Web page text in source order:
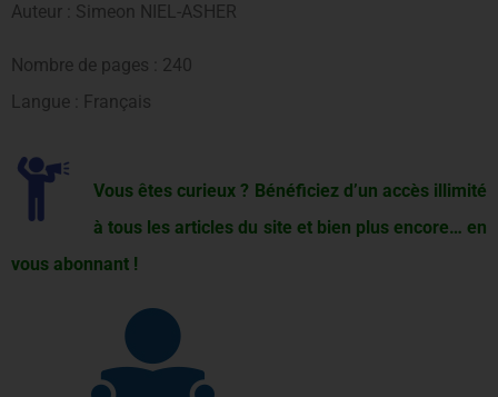
Auteur : Simeon NIEL-ASHER
Nombre de pages : 240
Langue : Français
Vous êtes curieux ? Bénéficiez d’un accès illimité
à tous les articles du site et bien plus encore… en
vous abonnant !